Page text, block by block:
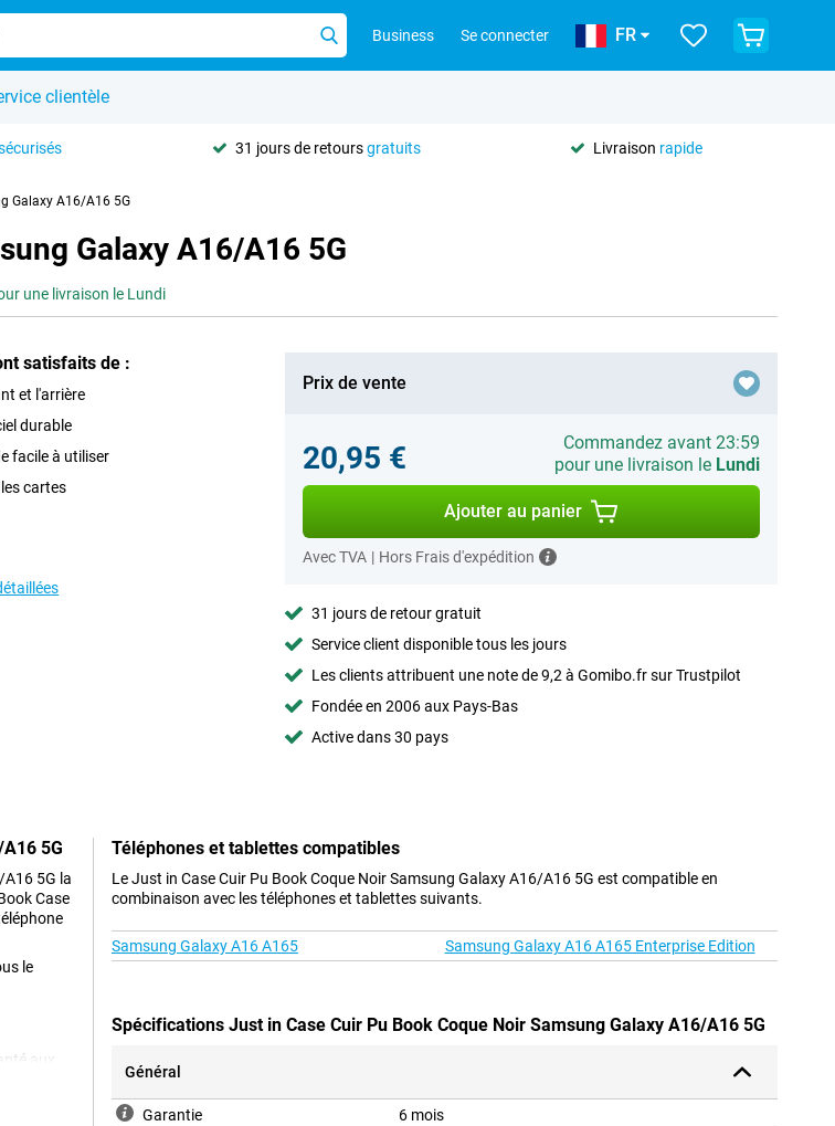
Business Se connecter FR
clientèle
31 jours de retoursgratuits Livraison rapide
Galaxy A16/A16 5G
Galaxy A16/A16 5G
une livraison le Lundi
satisfaits de :
et l'arrière
durable
facile à utiliser
cartes
Prix de vente
20,95 €
Commandez avant 23:59
pour une livraison le Lundi
Ajouter au panier
Avec TVA | Hors Frais d'expédition
31 jours de retour gratuit
Service client disponible tous les jours
Les clients attribuent une note de 9,2 à Gomibo.fr sur Trustpilot
Fondée en 2006 aux Pays-Bas
Active dans 30 pays
5G
5G la
Case
le
aux
cas où
Téléphones et tablettes compatibles
Le Just in Case Cuir Pu Book Coque Noir Samsung Galaxy A16/A16 5G est compatible en
combinaison avec les téléphones et tablettes suivants.
Samsung Galaxy A16 A165 Samsung Galaxy A16 A165 Enterprise Edition
Spécifications Just in Case Cuir Pu Book Coque Noir Samsung Galaxy A16/A16 5G
Général
Garantie
6 mois